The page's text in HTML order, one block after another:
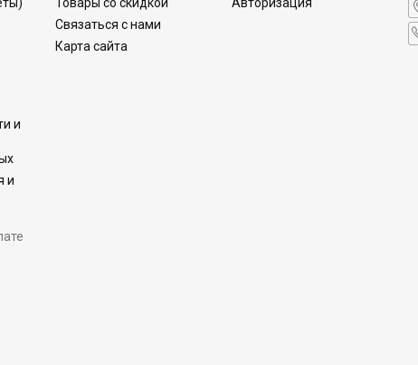
и
и
Товары со скидкой
Связаться с нами
Карта сайта
Авторизация